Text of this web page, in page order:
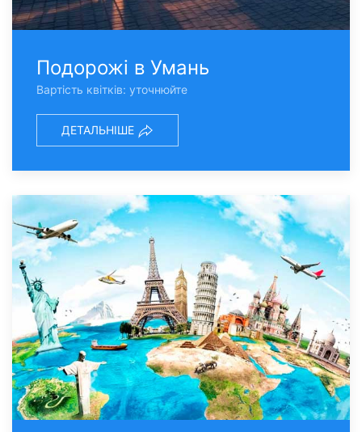
Подорожі в Умань
Вартість квітків: уточнюйте
ДЕТАЛЬНІШЕ